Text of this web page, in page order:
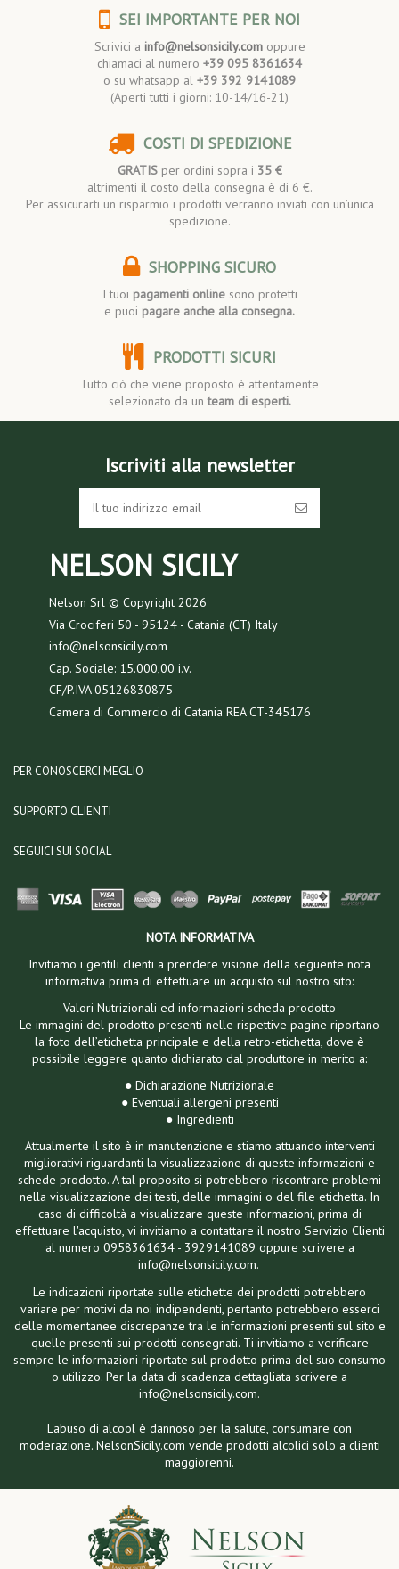
SEI IMPORTANTE PER NOI
Scrivici a info@nelsonsicily.comoppure
chiamaci al numero +39 095 8361634
o su whatsapp al +39 392 9141089
(Aperti tutti i giorni: 10-14/16-21)
COSTI DI SPEDIZIONE
GRATISper ordini sopra i 35 €
altrimenti il costo della consegna è di 6 €.
Per assicurarti un risparmio i prodotti verranno inviati con un’unica
spedizione.
SHOPPING SICURO
I tuoi pagamenti onlinesono protetti
e puoi pagare anche alla consegna.
PRODOTTI SICURI
Tutto ciò che viene proposto è attentamente
selezionato da unteam di esperti.
Iscriviti alla newsletter
NELSON SICILY
Nelson Srl © Copyright2026
Via Crociferi 50 - 95124 - Catania (CT) Italy
info@nelsonsicily.com
Cap. Sociale: 15.000,00 i.v.
CF/P.IVA 05126830875
Camera di Commercio di Catania REA CT-345176
PER CONOSCERCI MEGLIO
SUPPORTO CLIENTI
SEGUICI SUI SOCIAL
NOTA INFORMATIVA
Invitiamo i gentili clienti a prendere visione della seguente nota
informativa prima di effettuare un acquisto sul nostro sito:
Valori Nutrizionali ed informazioni scheda prodotto
Le immagini del prodotto presenti nelle rispettive pagine riportano
la foto dell’etichetta principale e della retro-etichetta, dove è
possibile leggere quanto dichiarato dal produttore in merito a:
● Dichiarazione Nutrizionale
● Eventuali allergeni presenti
● Ingredienti
Attualmente il sito è in manutenzione e stiamo attuando interventi
migliorativi riguardanti la visualizzazione di queste informazioni e
schede prodotto. A tal proposito si potrebbero riscontrare problemi
nella visualizzazione dei testi, delle immagini o del file etichetta. In
caso di difficoltà a visualizzare queste informazioni, prima di
effettuare l'acquisto, vi invitiamo a contattare il nostro Servizio Clienti
al numero 0958361634 - 3929141089 oppure scrivere a
info@nelsonsicily.com.
Le indicazioni riportate sulle etichette dei prodotti potrebbero
variare per motivi da noi indipendenti, pertanto potrebbero esserci
delle momentanee discrepanze tra le informazioni presenti sul sito e
quelle presenti sui prodotti consegnati. Ti invitiamo a verificare
sempre le informazioni riportate sul prodotto prima del suo consumo
o utilizzo. Per la data di scadenza dettagliata scrivere a
info@nelsonsicily.com.
L'abuso di alcool è dannoso per la salute, consumare con
moderazione. NelsonSicily.com vende prodotti alcolici solo a clienti
maggiorenni.